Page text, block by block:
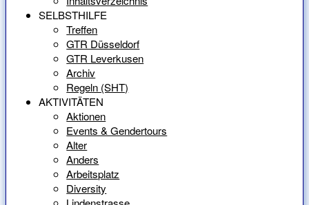
SELBSTHILFE
Treffen
GTR Düsseldorf
GTR Leverkusen
Archiv
Regeln (SHT)
AKTIVITÄTEN
Aktionen
Events & Gendertours
Alter
Anders
Arbeitsplatz
Diversity